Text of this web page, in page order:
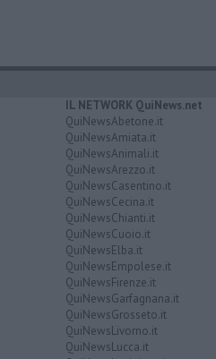
IL NETWORK QuiNews.net
QuiNewsAbetone.it
QuiNewsAmiata.it
QuiNewsAnimali.it
QuiNewsArezzo.it
QuiNewsCasentino.it
QuiNewsCecina.it
QuiNewsChianti.it
QuiNewsCuoio.it
QuiNewsElba.it
QuiNewsEmpolese.it
QuiNewsFirenze.it
QuiNewsGarfagnana.it
QuiNewsGrosseto.it
QuiNewsLivorno.it
QuiNewsLucca.it